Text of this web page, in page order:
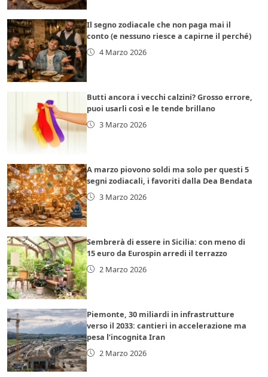
Il segno zodiacale che non paga mai il
conto (e nessuno riesce a capirne il perché)
4 Marzo 2026
Butti ancora i vecchi calzini? Grosso errore,
puoi usarli così e le tende brillano
3 Marzo 2026
A marzo piovono soldi ma solo per questi 5
segni zodiacali, i favoriti dalla Dea Bendata
3 Marzo 2026
Sembrerà di essere in Sicilia: con meno di
15 euro da Eurospin arredi il terrazzo
2 Marzo 2026
Piemonte, 30 miliardi in infrastrutture
verso il 2033: cantieri in accelerazione ma
pesa l’incognita Iran
2 Marzo 2026